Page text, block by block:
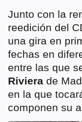
Junto con la
reedición del
una gira en
fechas en
entre las que
Riviera de
en la que
componen su